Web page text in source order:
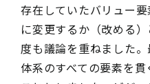
存在していたバリュー
に変更するか（改める
度も議論を重ねました
体系のすべての要素を